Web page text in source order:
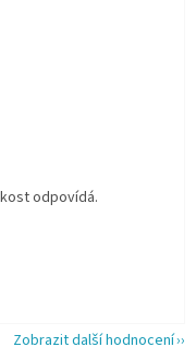
hvězdiček.
hvězdiček.
odpovídá.
hvězdiček.
Zobrazit další hodnocení